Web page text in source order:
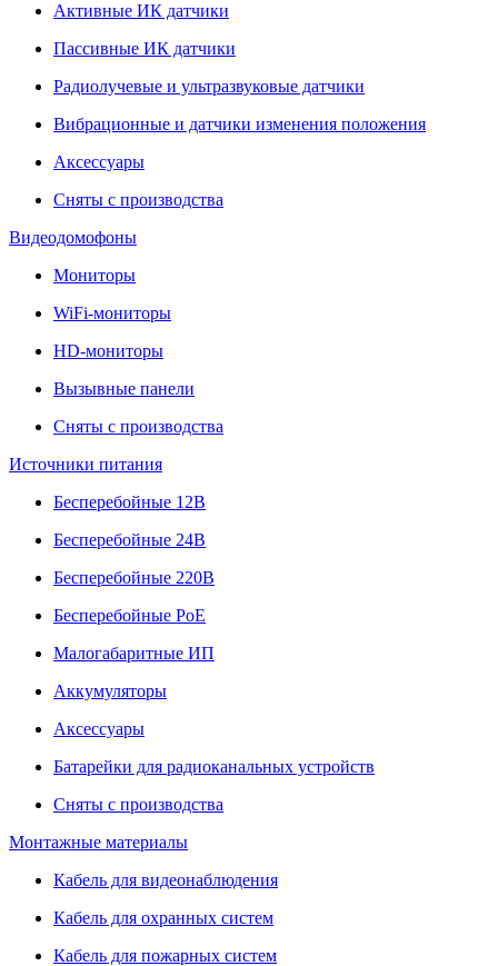
Активные ИК датчики
Пассивные ИК датчики
Радиолучевые и ультразвуковые датчики
Вибрационные и датчики изменения положения
Аксессуары
Сняты с производства
Видеодомофоны
Мониторы
WiFi-мониторы
HD-мониторы
Вызывные панели
Сняты с производства
Источники питания
Бесперебойные 12В
Бесперебойные 24В
Бесперебойные 220В
Бесперебойные PoE
Малогабаритные ИП
Аккумуляторы
Аксессуары
Батарейки для радиоканальных устройств
Сняты с производства
Монтажные материалы
Кабель для видеонаблюдения
Кабель для охранных систем
Кабель для пожарных систем